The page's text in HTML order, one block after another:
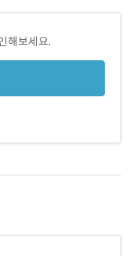
해보세요.